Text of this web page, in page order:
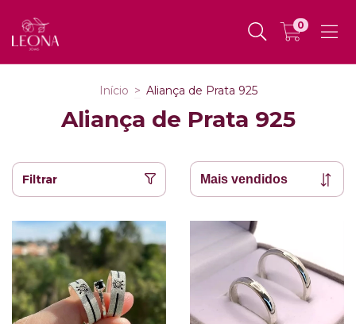
0
Início > Aliança de Prata 925
Aliança de Prata 925
Filtrar